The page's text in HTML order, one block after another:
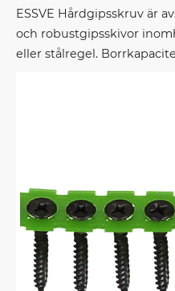
ESSVE Hårdgipsskruv är
och robustgipsskivor
eller stålregel.